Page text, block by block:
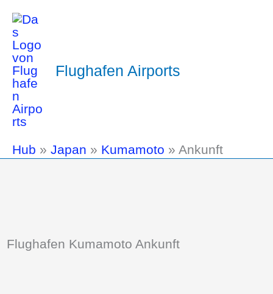
Flughafen Airports
Hub » Japan » Kumamoto » Ankunft
Flughafen Kumamoto Ankunft